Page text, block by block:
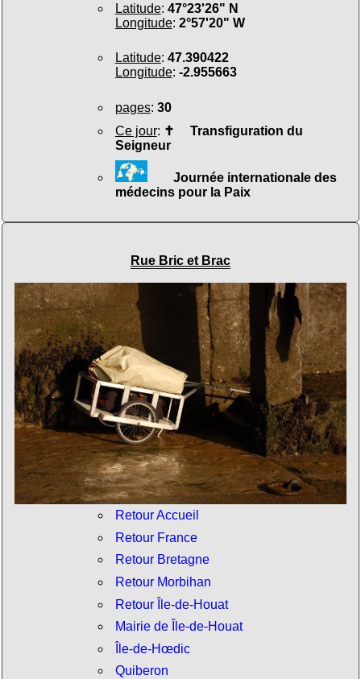
Latitude: 47°23'26" N
Longitude: 2°57'20" W
Latitude: 47.390422
Longitude: -2.955663
pages: 30
Ce jour: ✝ Transfiguration du
Seigneur
Journée internationale des
médecins pour la Paix
Rue Bric et Brac
Retour Accueil
Retour France
Retour Bretagne
Retour Morbihan
Retour Île-de-Houat
Mairie de Île-de-Houat
Île-de-Hœdic
Quiberon